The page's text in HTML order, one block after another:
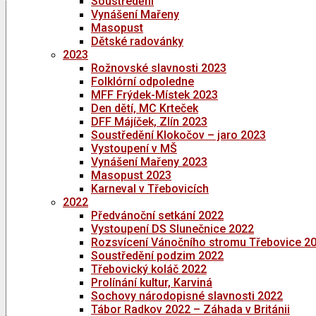
Vynášení Mařeny
Masopust
Dětské radovánky
2023
Rožnovské slavnosti 2023
Folklórní odpoledne
MFF Frýdek-Místek 2023
Den dětí, MC Krteček
DFF Májíček, Zlín 2023
Soustředění Klokočov – jaro 2023
Vystoupení v MŠ
Vynášení Mařeny 2023
Masopust 2023
Karneval v Třebovicích
2022
Předvánoční setkání 2022
Vystoupení DS Slunečnice 2022
Rozsvícení Vánočního stromu Třebovice
Soustředění podzim 2022
Třebovický koláč 2022
Prolínání kultur, Karviná
Sochovy národopisné slavnosti 2022
Tábor Radkov 2022 – Záhada v Británii